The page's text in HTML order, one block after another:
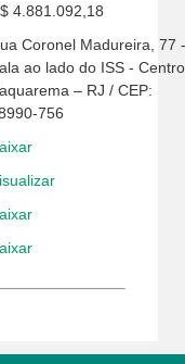
4.881.092,18
Coronel Madureira, 77 -
ao lado do ISS -
– RJ / CEP:
756